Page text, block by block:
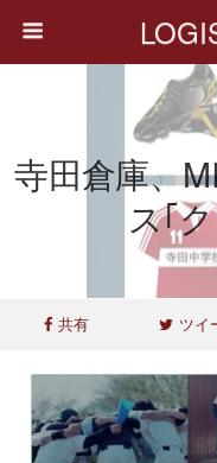
寺田倉庫、
ス｢
共有 ツイ